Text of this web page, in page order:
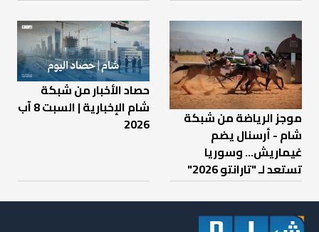
موجز الرياضة من شبكة
شام - أرسنال يضم
غيماريش... وسوريا
تستعد لـ "تارانتو 2026"
حصاد الأخبار من شبكة
شام الإخبارية | السبت 8 آب
2026